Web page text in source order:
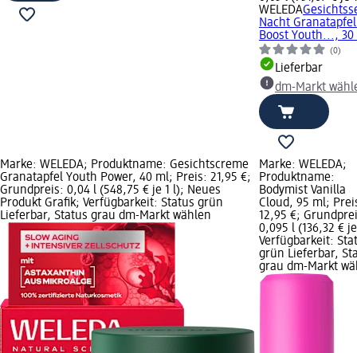
WELEDA
Nacht Granatapfel
Boost Youth..., 30
(0)
Lieferbar
dm-Markt
Marke: WELEDA; Produktname: Gesichtscreme
Granatapfel Youth Power, 40 ml; Preis: 21,95 €;
Grundpreis: 0,04 l (548,75 € je 1 l); Neues
Produkt Grafik; Verfügbarkeit: Status grün
Lieferbar, Status grau dm-Markt wählen
Marke: WELEDA;
Produktname:
Bodymist Vanilla
Cloud, 95 ml;
12,95 €;
0,095 l (136,32 €
Verfügbarkeit:
grün Lieferbar,
grau dm-Markt